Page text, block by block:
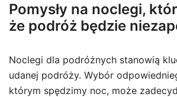
Pomysły na noclegi,
że podróż będzie
Noclegi dla podróżnych stanowią
udanej podróży. Wybór
którym spędzimy noc, może